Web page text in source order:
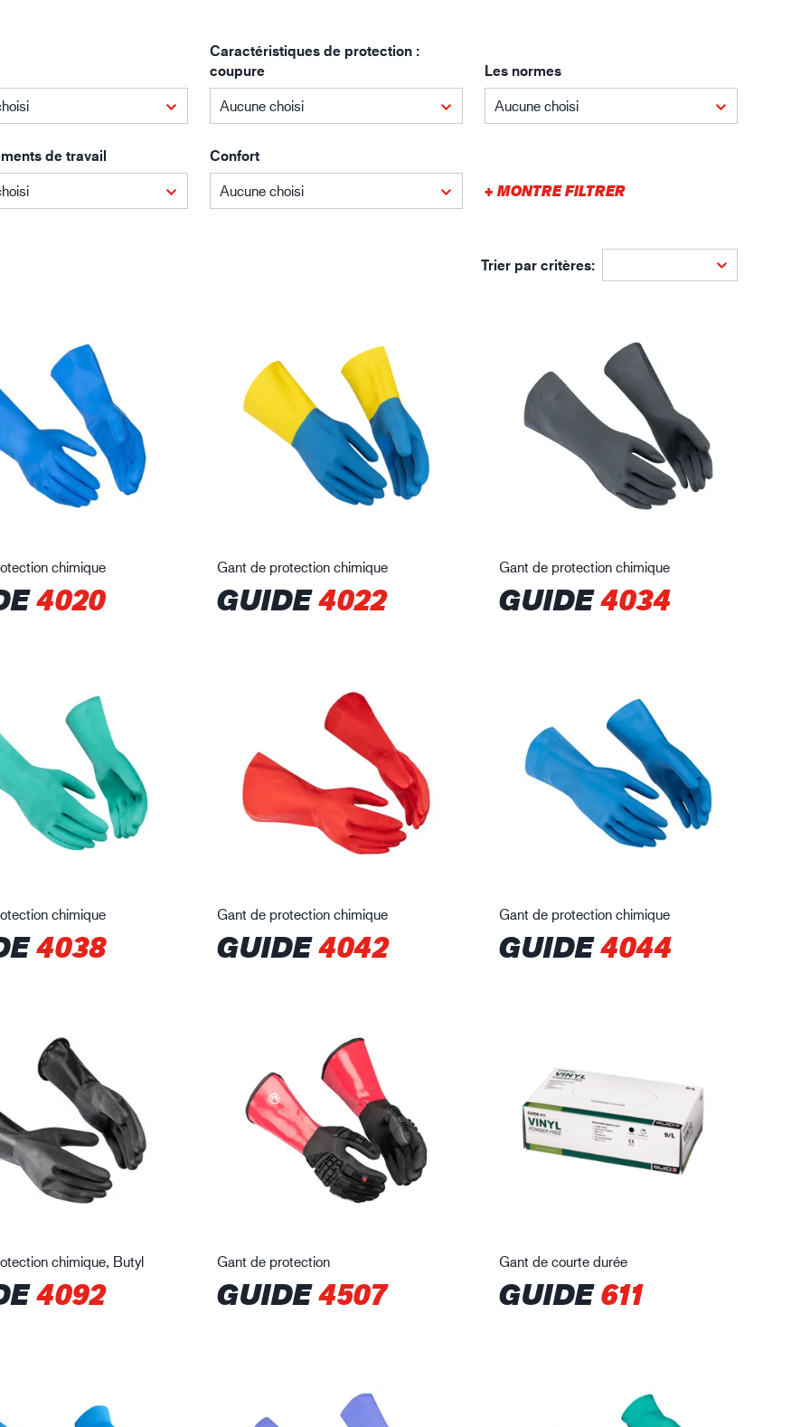
Caractéristiques de protection :
coupure
Aucune choisi
Les normes
Aucune choisi
de travail Confort
Aucune choisi + MONTRE FILTRER
Trier par critères:
chimique
4020
Gant de protection chimique
GUIDE4022
Gant de protection chimique
GUIDE4034
chimique
4038
Gant de protection chimique
GUIDE4042
Gant de protection chimique
GUIDE4044
chimique, Butyl
4092
Gant de protection
GUIDE4507
Gant de courte durée
GUIDE611